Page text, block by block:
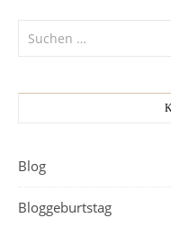
Blog
Bloggeburtstag